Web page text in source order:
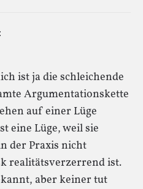
ist ja die schleichende
Argumentationskette
auf einer Lüge
eine Lüge, weil sie
der Praxis nicht
realitätsverzerrend ist.
aber keiner tut